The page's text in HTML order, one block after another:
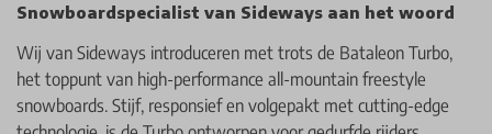
Snowboardspecialist van Sideways aan het woord
Wij van Sideways introduceren met trots de Bataleon Turbo,
het toppunt van high-performance all-mountain freestyle
snowboards. Stijf, responsief en volgepakt met cutting-edge